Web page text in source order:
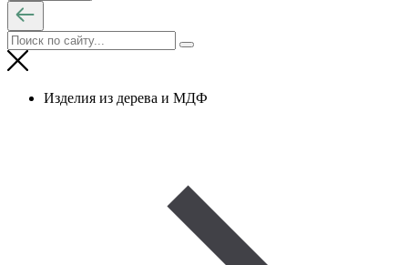
Изделия из дерева и МДФ